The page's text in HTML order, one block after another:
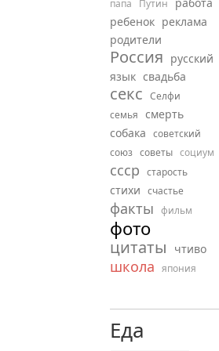
Еда
папа Путин
ребенок реклама
родители
Россия русский
язык свадьба
секс Селфи
семья смерть
собака советский
союз советы социум
ссср старость
стихи счастье
факты фильм
фото
цитаты чтиво
школа япония